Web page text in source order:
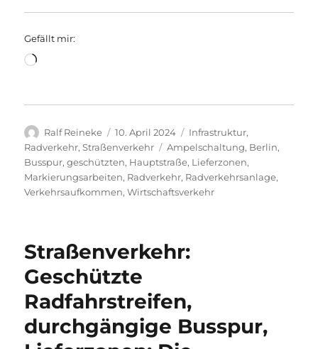
Gefällt mir:
Wird
Autor
Ralf Reineke
Veröffentlicht
am
10. April 2024 Kategorien
Infrastruktur,
Radverkehr,Straßenverkehr Schlagwörter
Ampelschaltung, Berlin,
Busspur,geschützten, Hauptstraße, Lieferzonen,
Markierungsarbeiten, Radverkehr, Radverkehrsanlage,
Verkehrsaufkommen,Wirtschaftsverkehr
Straßenverkehr:
Geschützte
Radfahrstreifen,
durchgängige Busspur,